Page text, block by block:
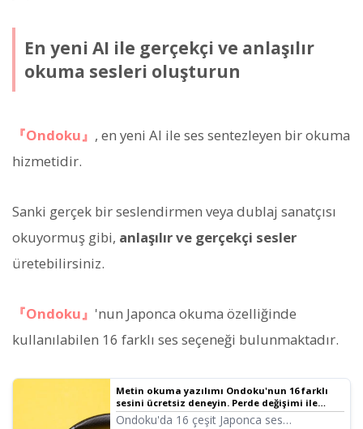
En yeni AI ile gerçekçi ve anlaşılır
okuma sesleri oluşturun
『Ondoku』 , en yeni AI ile ses sentezleyen bir okuma
hizmetidir.
Sanki gerçek bir seslendirmen veya dublaj sanatçısı
okuyormuş gibi, anlaşılır ve gerçekçi sesler
üretebilirsiniz.
『Ondoku』 'nun Japonca okuma özelliğinde
kullanılabilen 16 farklı ses seçeneği bulunmaktadır.
Metin okuma yazılımı Ondoku'nun 16 farklı
sesini ücretsiz deneyin. Perde değişimi ile
izlenimi değiştirin.
Ondoku'da 16 çeşit Japonca ses